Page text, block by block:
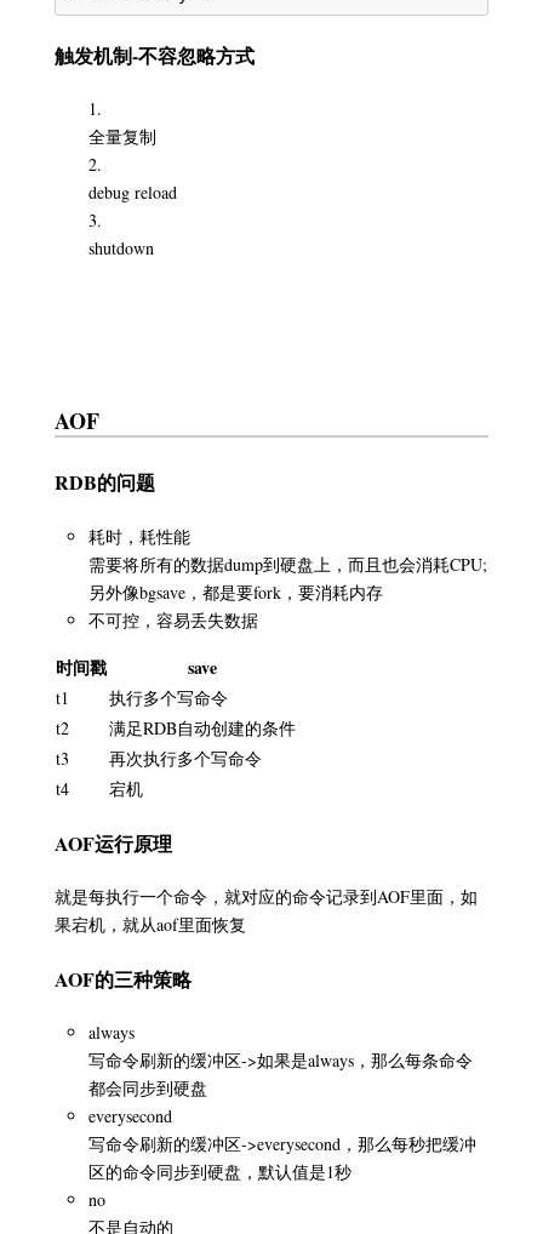
触发机制-不容忽略方式
全量复制
debug reload
shutdown
AOF
RDB的问题
耗时，耗性能
需要将所有的数据dump到硬盘上，而且也会消耗CPU;
另外像bgsave，都是要fork，要消耗内存
不可控，容易丢失数据
时间戳 save
t1
执行多个写命令
t2
满足RDB自动创建的条件
t3
再次执行多个写命令
t4
宕机
AOF运行原理
就是每执行一个命令，就对应的命令记录到AOF里面，如
果宕机，就从aof里面恢复
AOF的三种策略
always
写命令刷新的缓冲区->如果是always，那么每条命令
都会同步到硬盘
everysecond
写命令刷新的缓冲区->everysecond，那么每秒把缓冲
区的命令同步到硬盘，默认值是1秒
no
不是自动的